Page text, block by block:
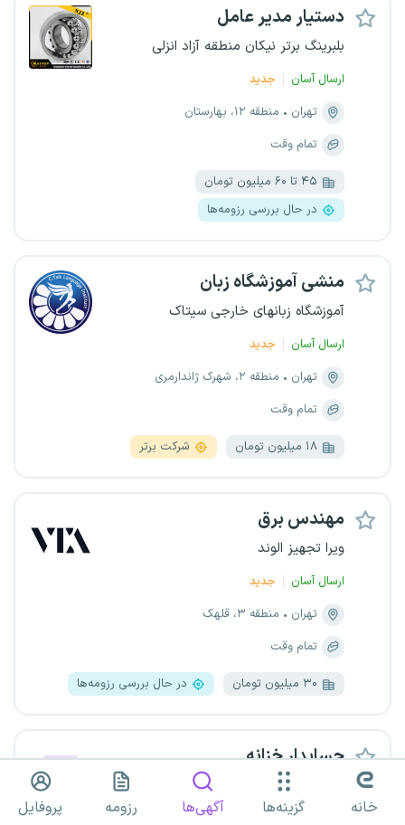
دستیار مدیر عامل
بلبرینگ برتر نیکان منطقه آزاد انزلی
ارسال آسان
جدید
تهران
منطقه ۱۲، بهارستان
تمام وقت
۴۵ تا ۶۰ میلیون تومان
در حال بررسی رزومه‌ها
منشی آموزشگاه زبان
آموزشگاه زبانهای خارجی سیتاک
ارسال آسان
جدید
تهران
منطقه ۲، شهرک ژاندارمری
تمام وقت
۱۸ میلیون تومان شرکت برتر
مهندس برق
ویرا تجهیز الوند
ارسال آسان
جدید
تهران
منطقه ۳، قلهک
تمام وقت
۳۰ میلیون تومان در حال بررسی رزومه‌ها
حسابدار خزانه
پویا تجارت عرفان
ارسال آسان خانه گزینه‌ها آگهی‌ها رزومه پروفایل